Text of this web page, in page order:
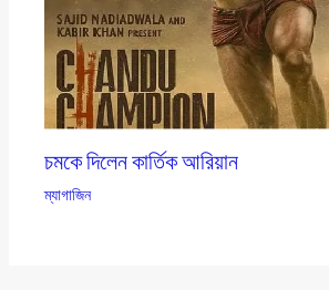
চমকে দিলেন কার্তিক আরিয়ান
ম্যাগাজিন